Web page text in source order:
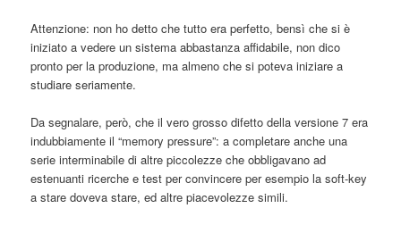
Attenzione: non ho detto che tutto era perfetto, bensì che si è
iniziato a vedere un sistema abbastanza affidabile, non dico
pronto per la produzione, ma almeno che si poteva iniziare a
studiare seriamente.
Da segnalare, però, che il vero grosso difetto della versione 7 era
indubbiamente il “memory pressure”: a completare anche una
serie interminabile di altre piccolezze che obbligavano ad
estenuanti ricerche e test per convincere per esempio la soft-key
a stare doveva stare, ed altre piacevolezze simili.